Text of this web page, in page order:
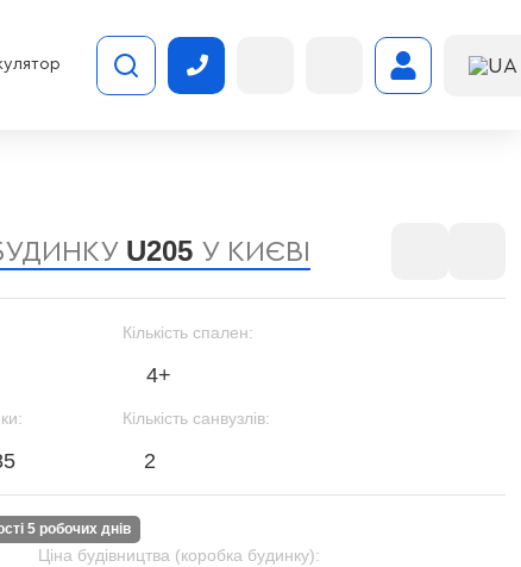
UA
U205 У КИЄВІ
Кількість спален:
4+
Кількість санвузлів:
2
5 робочих днів
Ціна будівництва (коробка будинку):